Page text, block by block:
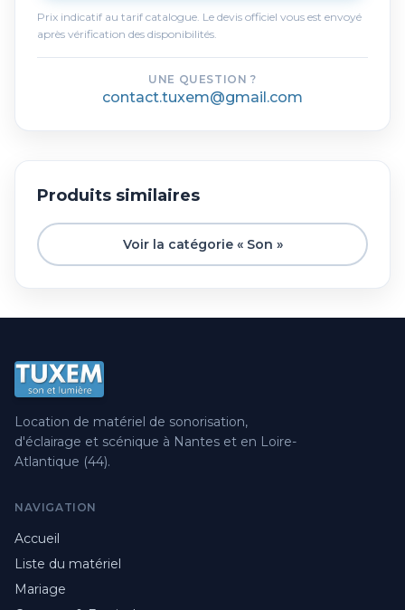
Prix indicatif au tarif catalogue. Le devis officiel vous est envoyé
après vérification des disponibilités.
UNE QUESTION ?
contact.tuxem@gmail.com
Produits similaires
Voir la catégorie « Son »
Location de matériel de sonorisation,
d'éclairage et scénique à Nantes et en Loire-
Atlantique (44).
NAVIGATION
Accueil
Liste du matériel
Mariage